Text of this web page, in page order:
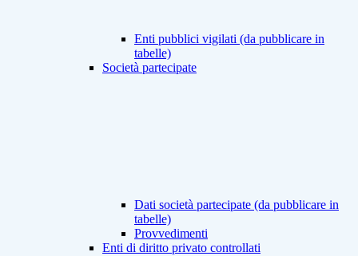
Enti pubblici vigilati (da pubblicare in
tabelle)
Società partecipate
Dati società partecipate (da pubblicare in
tabelle)
Provvedimenti
Enti di diritto privato controllati